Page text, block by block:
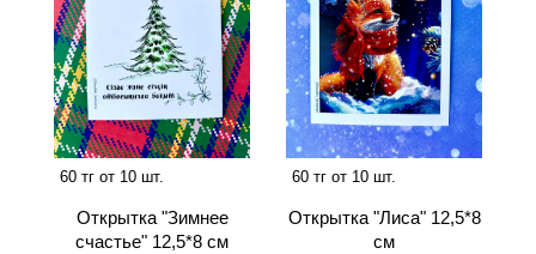
60 тг от 10 шт.
Открытка "Зимнее
счастье" 12,5*8 см
60 тг от 10 шт.
Открытка "Лиса" 12,5*8
см